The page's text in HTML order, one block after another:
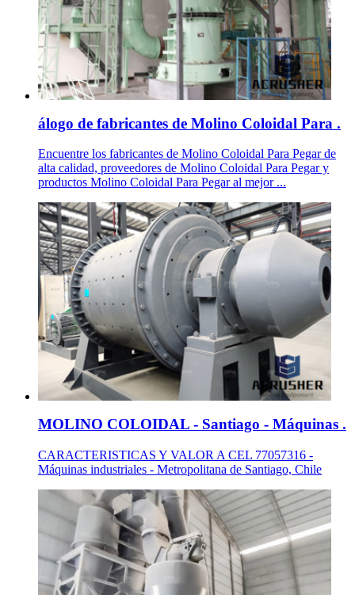
álogo de fabricantes de Molino Coloidal Para .
Encuentre los fabricantes de Molino Coloidal Para Pegar de
alta calidad, proveedores de Molino Coloidal Para Pegar y
productos Molino Coloidal Para Pegar al mejor ...
MOLINO COLOIDAL - Santiago - Máquinas .
CARACTERISTICAS Y VALOR A CEL 77057316 -
Máquinas industriales - Metropolitana de Santiago, Chile